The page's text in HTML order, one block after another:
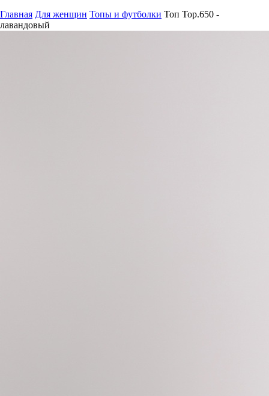
Главная Для женщин Топы и футболки Топ Top.650 -
лавандовый